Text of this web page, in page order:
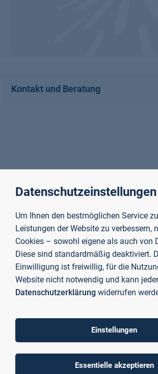
Kontakt und Beratung
Datenschutzeinstellungen
Um Ihnen den bestmöglichen Service
Leistungen der Website zu verbessern,
Cookies – sowohl eigene als auch von
Diese sind standardmäßig deaktiviert.
Einwilligung ist freiwillig, für die
Website nicht notwendig und kann
Datenschutzerklärung widerrufen
Einstellungen
Essentielle akzeptieren